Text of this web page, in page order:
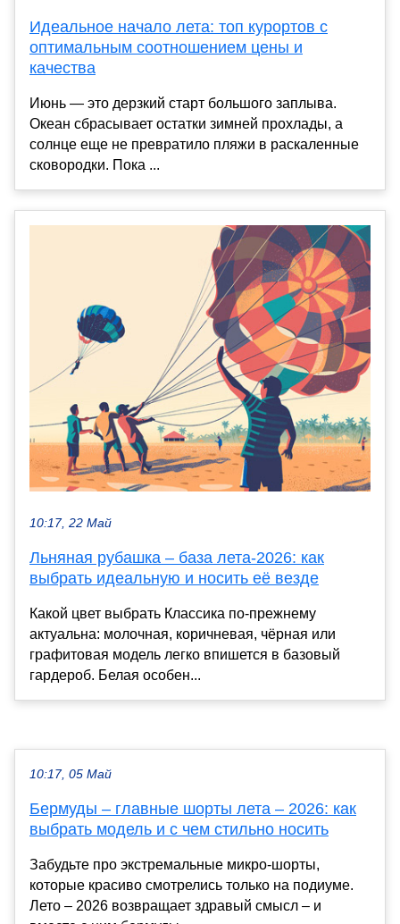
Идеальное начало лета: топ курортов с
оптимальным соотношением цены и
качества
Июнь — это дерзкий старт большого заплыва.
Океан сбрасывает остатки зимней прохлады, а
солнце еще не превратило пляжи в раскаленные
сковородки. Пока ...
10:17, 22 Май
Льняная рубашка – база лета-2026: как
выбрать идеальную и носить её везде
Какой цвет выбрать Классика по-прежнему
актуальна: молочная, коричневая, чёрная или
графитовая модель легко впишется в базовый
гардероб. Белая особен...
10:17, 05 Май
Бермуды – главные шорты лета – 2026: как
выбрать модель и с чем стильно носить
Забудьте про экстремальные микро-шорты,
которые красиво смотрелись только на подиуме.
Лето – 2026 возвращает здравый смысл – и